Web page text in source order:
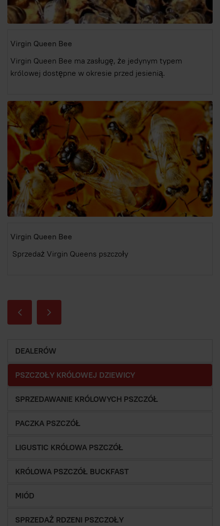
Virgin Queen Bee
Virgin Queen Bee ma zasługę, że jedynym typem
królowej dostępne w okresie przed jesienią.
Virgin Queen Bee
Sprzedaż Virgin Queens pszczoły
DEALERÓW
PSZCZOŁY KRÓLOWEJ DZIEWICY
SPRZEDAWANIE KRÓLOWYCH PSZCZÓŁ
PACZKA PSZCZÓŁ
LIGUSTIC KRÓLOWA PSZCZÓŁ
KRÓLOWA PSZCZÓŁ BUCKFAST
MIÓD
SPRZEDAŻ RDZENI PSZCZOŁY